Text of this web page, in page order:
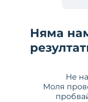
Няма
Не
Моля